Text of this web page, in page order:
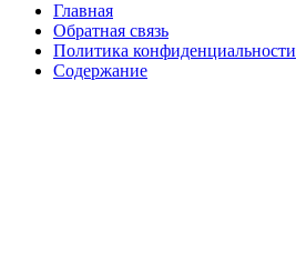
Главная
Обратная связь
Политика конфиденциальности
Содержание